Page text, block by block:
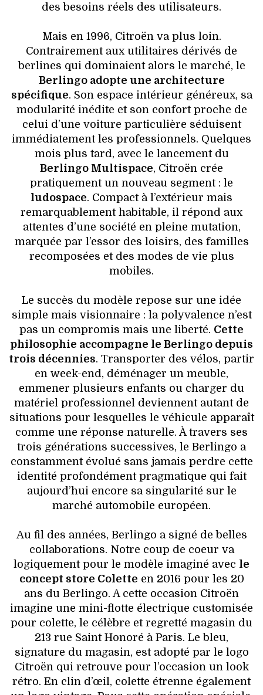
des besoins réels des utilisateurs.
Mais en 1996, Citroën va plus loin.
Contrairement aux utilitaires dérivés de
berlines qui dominaient alors le marché, le
Berlingo adopte une architecture
spécifique. Son espace intérieur généreux, sa
modularité inédite et son confort proche de
celui d’une voiture particulière séduisent
immédiatement les professionnels. Quelques
mois plus tard, avec le lancement du
Berlingo Multispace, Citroën crée
pratiquement un nouveau segment : le
ludospace. Compact à l’extérieur mais
remarquablement habitable, il répond aux
attentes d’une société en pleine mutation,
marquée par l’essor des loisirs, des familles
recomposées et des modes de vie plus
mobiles.
Le succès du modèle repose sur une idée
simple mais visionnaire : la polyvalence n’est
pas un compromis mais une liberté. Cette
philosophie accompagne le Berlingo depuis
trois décennies. Transporter des vélos, partir
en week-end, déménager un meuble,
emmener plusieurs enfants ou charger du
matériel professionnel deviennent autant de
situations pour lesquelles le véhicule apparaît
comme une réponse naturelle. À travers ses
trois générations successives, le Berlingo a
constamment évolué sans jamais perdre cette
identité profondément pragmatique qui fait
aujourd’hui encore sa singularité sur le
marché automobile européen.
Au fil des années, Berlingo a signé de belles
collaborations. Notre coup de coeur va
logiquement pour le modèle imaginé avec le
concept store Colette en 2016 pour les 20
ans du Berlingo. A cette occasion Citroën
imagine une mini-flotte électrique customisée
pour colette, le célèbre et regretté magasin du
213 rue Saint Honoré à Paris. Le bleu,
signature du magasin, est adopté par le logo
Citroën qui retrouve pour l’occasion un look
rétro. En clin d’œil, colette étrenne également